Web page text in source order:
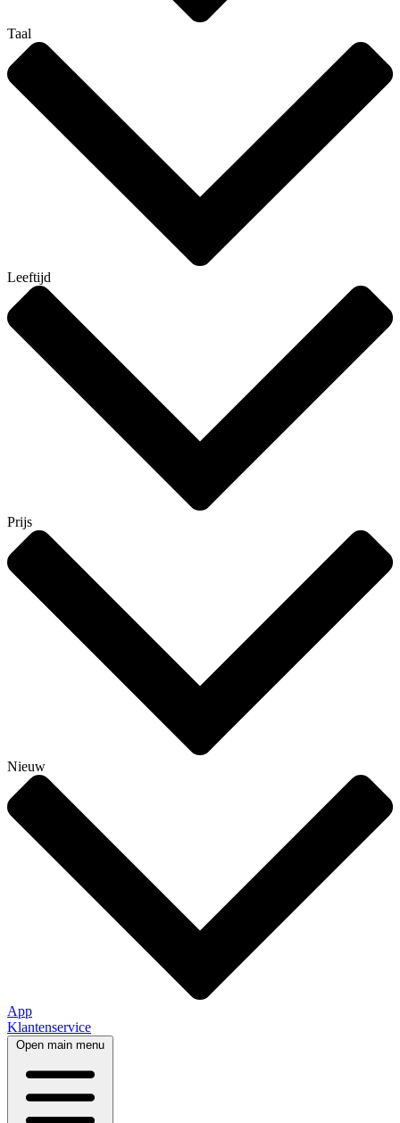
Taal
Leeftijd
Prijs
Nieuw
App
Klantenservice
Open main menu